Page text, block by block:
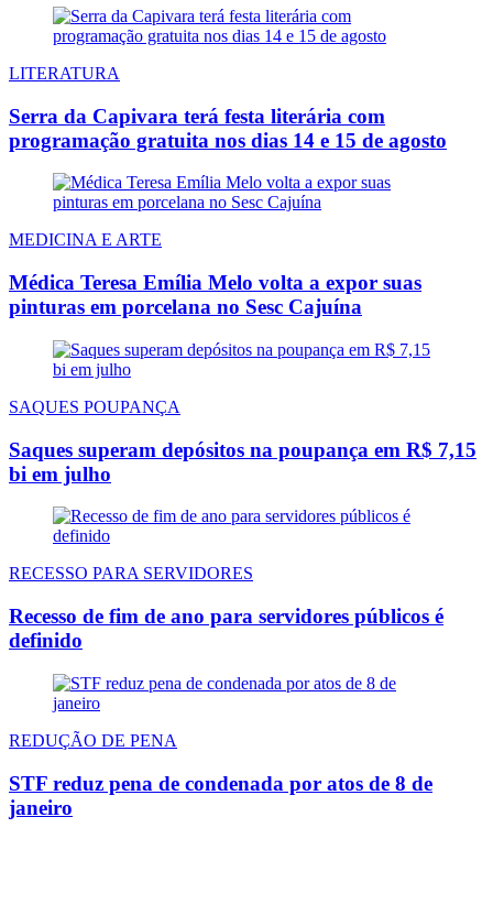
LITERATURA
Serra da Capivara terá festa literária com
programação gratuita nos dias 14 e 15 de agosto
MEDICINA E ARTE
Médica Teresa Emília Melo volta a expor suas
pinturas em porcelana no Sesc Cajuína
SAQUES POUPANÇA
Saques superam depósitos na poupança em R$ 7,15
bi em julho
RECESSO PARA SERVIDORES
Recesso de fim de ano para servidores públicos é
definido
REDUÇÃO DE PENA
STF reduz pena de condenada por atos de 8 de
janeiro